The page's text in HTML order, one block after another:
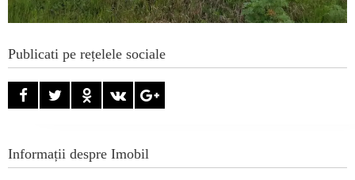
Publicati pe rețelele sociale
Informații despre Imobil